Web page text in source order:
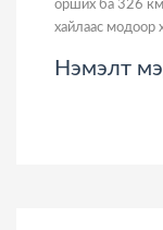
орших ба 326 км
хайлаас модоор
Нэмэлт